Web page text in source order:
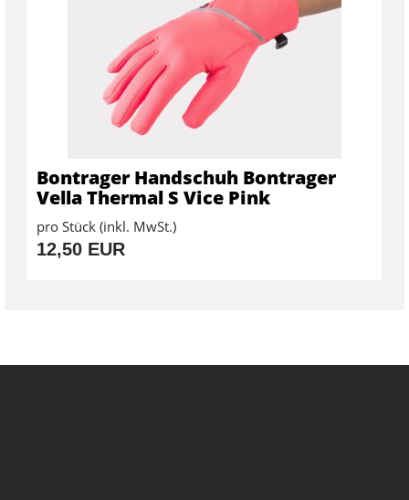
Bontrager Handschuh Bontrager
Vella Thermal S Vice Pink
pro Stück (inkl. MwSt.)
12,50 EUR